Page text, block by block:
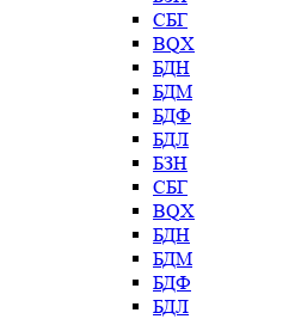
СБГ
BQX
БДН
БДМ
БДФ
БДЛ
БЗН
СБГ
BQX
БДН
БДМ
БДФ
БДЛ